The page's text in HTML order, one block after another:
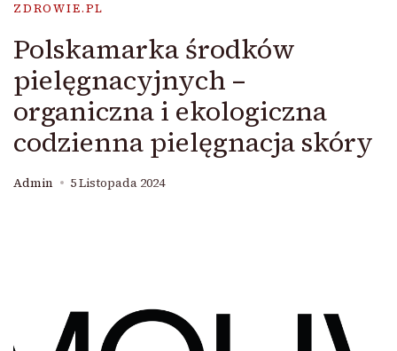
ZDROWIE.PL
Polskamarka środków
pielęgnacyjnych –
organiczna i ekologiczna
codzienna pielęgnacja skóry
Admin 5 Listopada 2024